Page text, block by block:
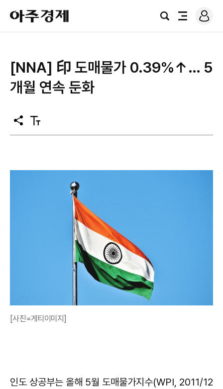
아
주
경
검
전
로
그
[NNA] 印 도매물가 0.39%↑… 5
개월 연속 둔화
공
유
텍
스
[사진=게티이미지]
인도 상공부는 올해 5월 도매물가지수(WPI, 2011/12